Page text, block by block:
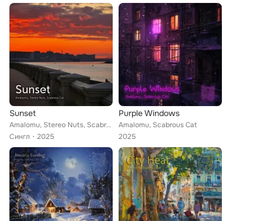
Sunset
Amalomu, Stereo Nuts, Scabrous Cat
Сингл
2025
Purple Windows
Amalomu, Scabrous Cat
2025